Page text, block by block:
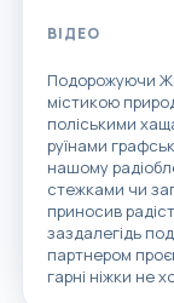
ВІДЕО
Подорожуючи
містикою
поліськими
руїнами
нашому
стежками чи
приносив
заздалегідь
партнером
гарні ніжки не